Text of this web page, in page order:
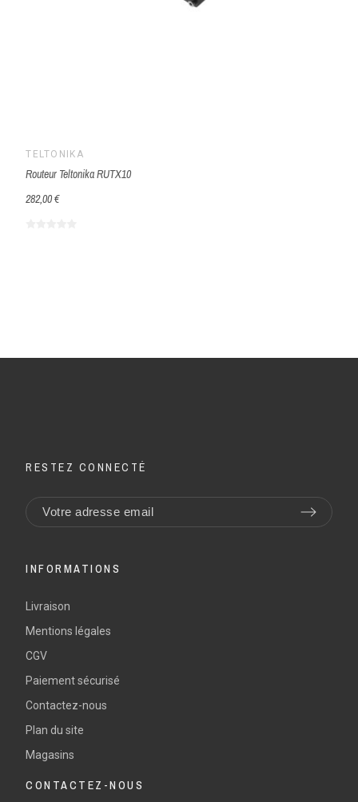
TELTONIKA
Routeur Teltonika RUTX10
282,00 €
RESTEZ CONNECTÉ
INFORMATIONS
Livraison
Mentions légales
CGV
Paiement sécurisé
Contactez-nous
Plan du site
Magasins
CONTACTEZ-NOUS